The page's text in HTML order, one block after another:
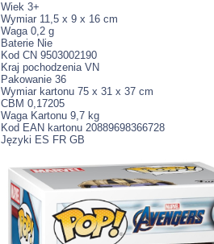
Wiek 3+
Wymiar 11,5 x 9 x 16 cm
Waga 0,2 g
Baterie Nie
Kod CN 9503002190
Kraj pochodzenia VN
Pakowanie 36
Wymiar kartonu 75 x 31 x 37 cm
CBM 0,17205
Waga Kartonu 9,7 kg
Kod EAN kartonu 20889698366728
Języki ES FR GB